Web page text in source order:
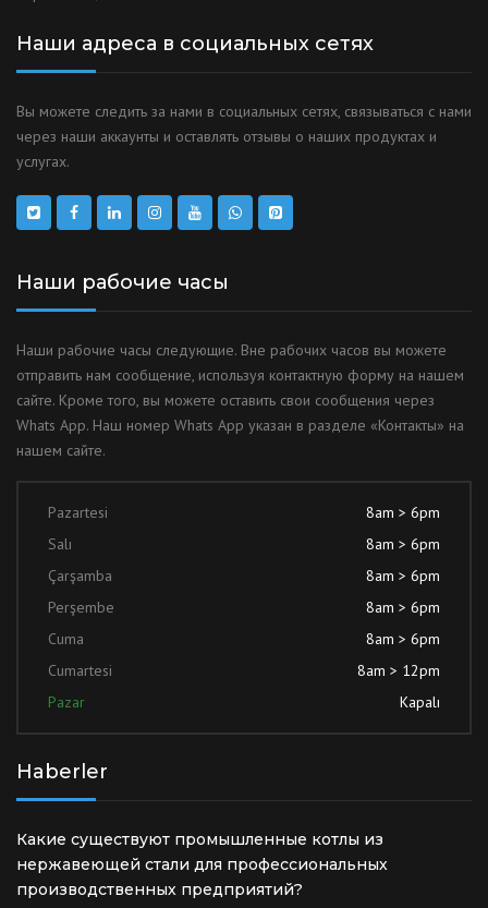
Наши адреса в социальных сетях
Вы можете следить за нами в социальных сетях, связываться с нами
через наши аккаунты и оставлять отзывы о наших продуктах и
услугах.
Наши рабочие часы
Наши рабочие часы следующие. Вне рабочих часов вы можете
отправить нам сообщение, используя контактную форму на нашем
сайте. Кроме того, вы можете оставить свои сообщения через
Whats App. Наш номер Whats App указан в разделе «Контакты» на
нашем сайте.
Pazartesi
8am > 6pm
Salı
8am > 6pm
Çarşamba
8am > 6pm
Perşembe
8am > 6pm
Cuma
8am > 6pm
Cumartesi
8am > 12pm
Pazar
Kapalı
Haberler
Какие существуют промышленные котлы из
нержавеющей стали для профессиональных
производственных предприятий?